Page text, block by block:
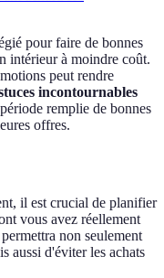
pour faire de bonnes
intérieur à moindre coût.
peut rendre
incontournables
remplie de bonnes
offres.
il est crucial de planifier
vous avez réellement
non seulement
aussi d'éviter les achats